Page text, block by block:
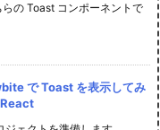
の Toast コンポーネントで
で Toast を表示してみ
React